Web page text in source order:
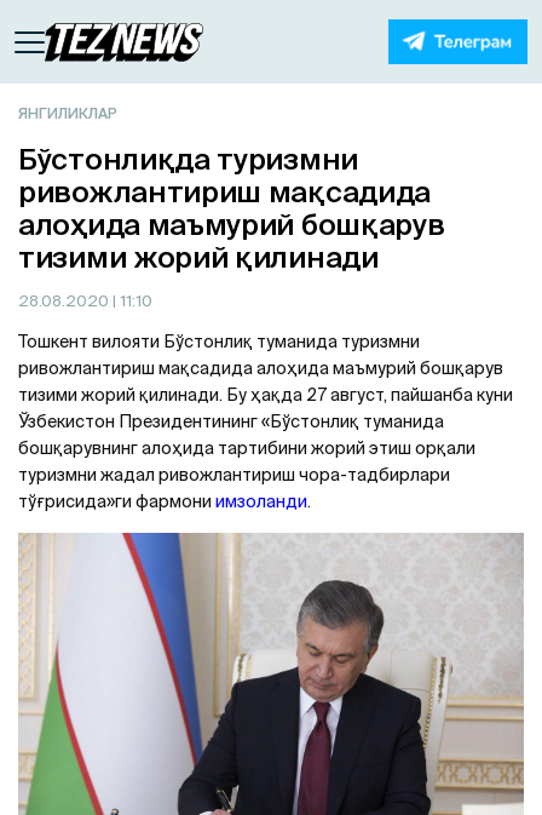
ЯНГИЛИКЛАР
Бўстонлиқда туризмни
ривожлантириш мақсадида
алоҳида маъмурий бошқарув
тизими жорий қилинади
28.08.2020 | 11:10
Тошкент вилояти Бўстонлиқ туманида туризмни
ривожлантириш мақсадида алоҳида маъмурий бошқарув
тизими жорий қилинади. Бу ҳақда 27 август, пайшанба куни
Ўзбекистон Президентининг «Бўстонлиқ туманида
бошқарувнинг алоҳида тартибини жорий этиш орқали
туризмни жадал ривожлантириш чора-тадбирлари
тўғрисида»ги фармони имзоланди.